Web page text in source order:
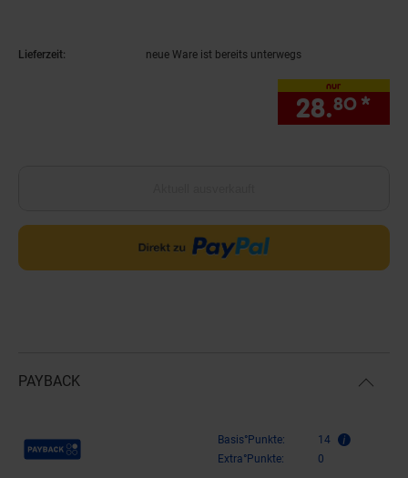
Lieferzeit: neue Ware ist bereits unterwegs
nur
28.80 *
PAYBACK
Payback Punkte Basis°Punkte:
14
Extra°Punkte:
0